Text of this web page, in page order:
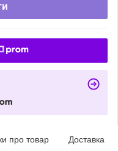
про товар Доставка